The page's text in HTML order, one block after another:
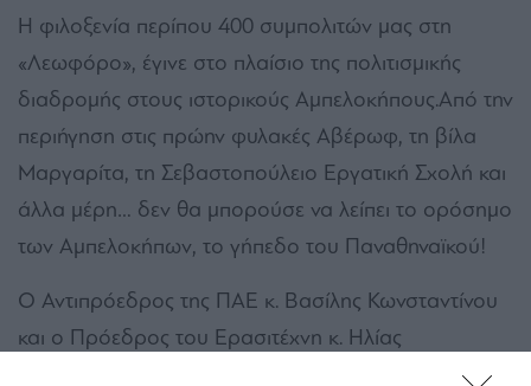
H φιλοξενία περίπου 400 συμπολιτών μας στη
«Λεωφόρο», έγινε στο πλαίσιο της πολιτισμικής
διαδρομής στους ιστορικούς Αμπελοκήπους.Από την
περιήγηση στις πρώην φυλακές Αβέρωφ, τη βίλα
Μαργαρίτα, τη Σεβαστοπούλειο Εργατική Σχολή και
άλλα μέρη… δεν θα μπορούσε να λείπει το ορόσημο
των Αμπελοκήπων, το γήπεδο του Παναθηναϊκού!
Ο Αντιπρόεδρος της ΠΑΕ κ. Βασίλης Κωνσταντίνου
και ο Πρόεδρος του Ερασιτέχνη κ. Ηλίας